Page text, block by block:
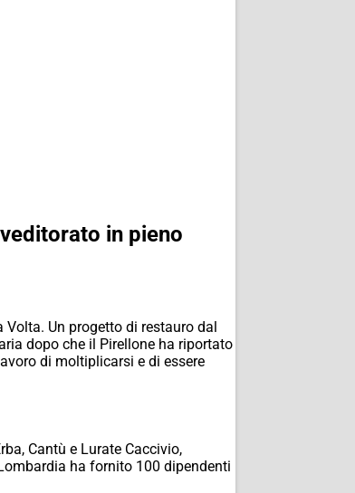
in pieno
Volta. Un progetto di restauro dal
dopo che il Pirellone ha riportato
di moltiplicarsi e di essere
Cantù e Lurate Caccivio,
ha fornito 100 dipendenti